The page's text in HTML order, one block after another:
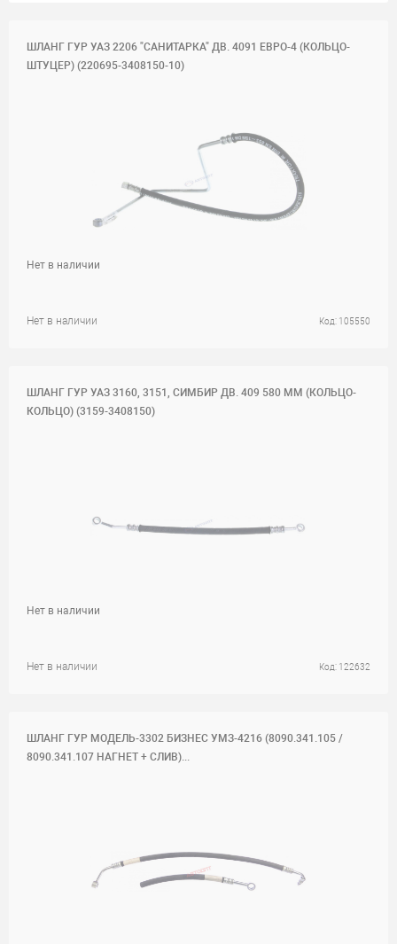
ШЛАНГ ГУР УАЗ 2206 "САНИТАРКА" ДВ. 4091 ЕВРО-4 (КОЛЬЦО-
ШТУЦЕР) (220695-3408150-10)
Нет в наличии Код: 105550
Нет в наличии
ШЛАНГ ГУР УАЗ 3160, 3151, СИМБИР ДВ. 409 580 ММ (КОЛЬЦО-
КОЛЬЦО) (3159-3408150)
Нет в наличии Код: 122632
Нет в наличии
ШЛАНГ ГУР МОДЕЛЬ-3302 БИЗНЕС УМЗ-4216 (8090.341.105 /
8090.341.107 НАГНЕТ + СЛИВ)...